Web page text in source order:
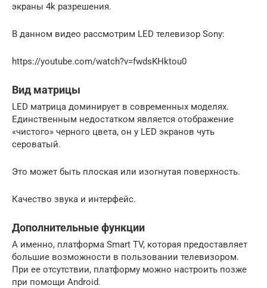
экраны 4k разрешения.
В данном видео рассмотрим LED телевизор Sony:
https://youtube.com/watch?v=fwdsKHktou0
Вид матрицы
LED матрица доминирует в современных моделях.
Единственным недостатком является отображение
«чистого» черного цвета, он у LED экранов чуть
сероватый.
Это может быть плоская или изогнутая поверхность.
Качество звука и интерфейс.
Дополнительные функции
А именно, платформа Smart TV, которая предоставляет
большие возможности в пользовании телевизором.
При ее отсутствии, платформу можно настроить позже
при помощи Android.